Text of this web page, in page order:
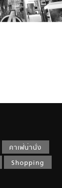
คาเฟ่น่านั่ง
Shopping